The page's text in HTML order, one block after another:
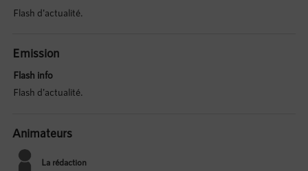
Flash d'actualité.
Emission
Flash info
Flash d'actualité.
Animateurs
La rédaction